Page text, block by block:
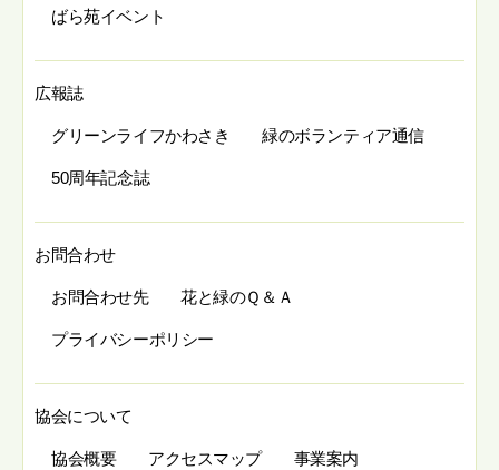
ばら苑イベント
広報誌
グリーンライフかわさき 緑のボランティア通信
50周年記念誌
お問合わせ
お問合わせ先 花と緑のＱ＆Ａ
プライバシーポリシー
協会について
協会概要 アクセスマップ 事業案内